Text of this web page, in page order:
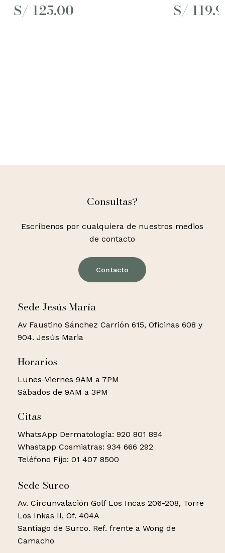
S/ 125.00 S/
Consultas?
Escríbenos por cualquiera de nuestros medios
de contacto
Contacto
Sede Jesús María
Av Faustino Sánchez Carrión 615, Oficinas 608 y
904. Jesús Maria
Horarios
Lunes-Viernes 9AM a 7PM
Sábados de 9AM a 3PM
Citas
WhatsApp Dermatología: 920 801 894
Whastapp Cosmiatras: 934 666 292
Teléfono Fijo: 01 407 8500
Sede Surco
Av. Circunvalación Golf Los Incas 206-208, Torre
Los Inkas II, Of. 404A
Santiago de Surco. Ref. frente a Wong de
Camacho